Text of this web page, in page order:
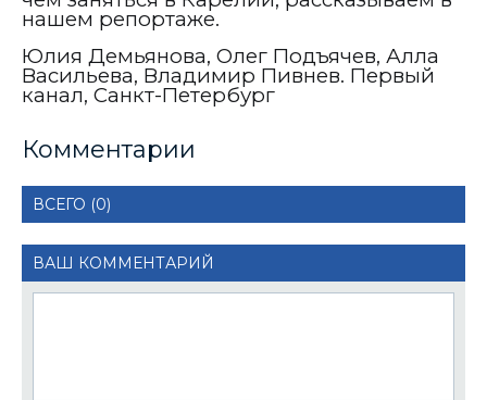
нашем репортаже.
Юлия Демьянова, Олег Подъячев, Алла
Васильева, Владимир Пивнев. Первый
канал, Санкт-Петербург
Комментарии
ВСЕГО (0)
ВАШ КОММЕНТАРИЙ